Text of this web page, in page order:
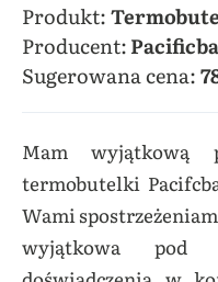
Produkt:
Producent:
Sugerowana cena:
Mam wyjątkową
termobutelki
Wami
wyjątkowa pod